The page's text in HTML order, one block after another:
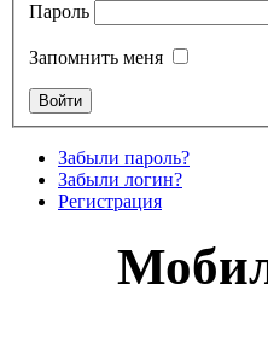
Пароль
Запомнить меня
Забыли пароль?
Забыли логин?
Регистрация